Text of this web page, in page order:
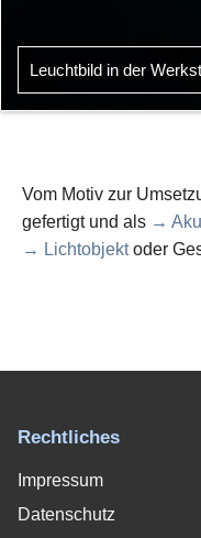
Leuchtbild in der
Vom Motiv zur
gefertigt und als →
→ Lichtobjektoder
Rechtliches
Impressum
Datenschutz